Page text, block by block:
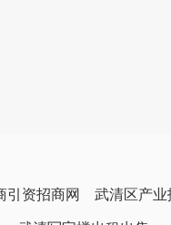
引资招商网 武清区产业